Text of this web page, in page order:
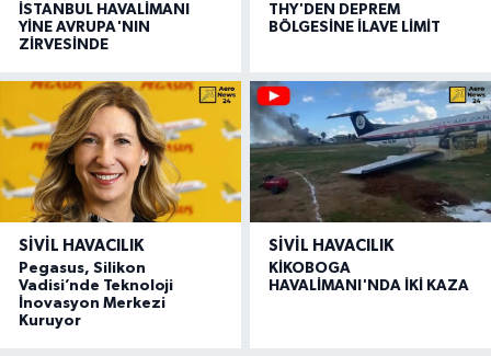
İSTANBUL HAVALİMANI
YİNE AVRUPA'NIN
ZİRVESİNDE
THY'DEN DEPREM
BÖLGESİNE İLAVE LİMİT
SIVIL HAVACILIK
Pegasus, Silikon
Vadisi’nde Teknoloji
İnovasyon Merkezi
Kuruyor
SIVIL HAVACILIK
KİKOBOGA
HAVALİMANI'NDA İKİ KAZA